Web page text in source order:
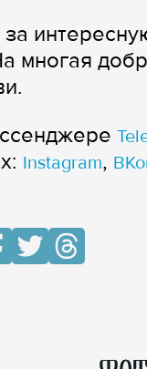
многая
Instagram,